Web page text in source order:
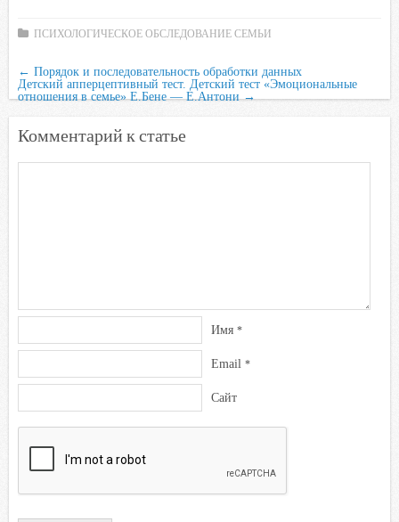
ПСИХОЛОГИЧЕСКОЕ ОБСЛЕДОВАНИЕ СЕМЬИ
← Порядок и последовательность обработки данных
Детский апперцептивный тест. Детский тест «Эмоциональные
отношения в семье» Е.Бене — Е.Антони→
Комментарий к статье
Имя *
Email *
Сайт